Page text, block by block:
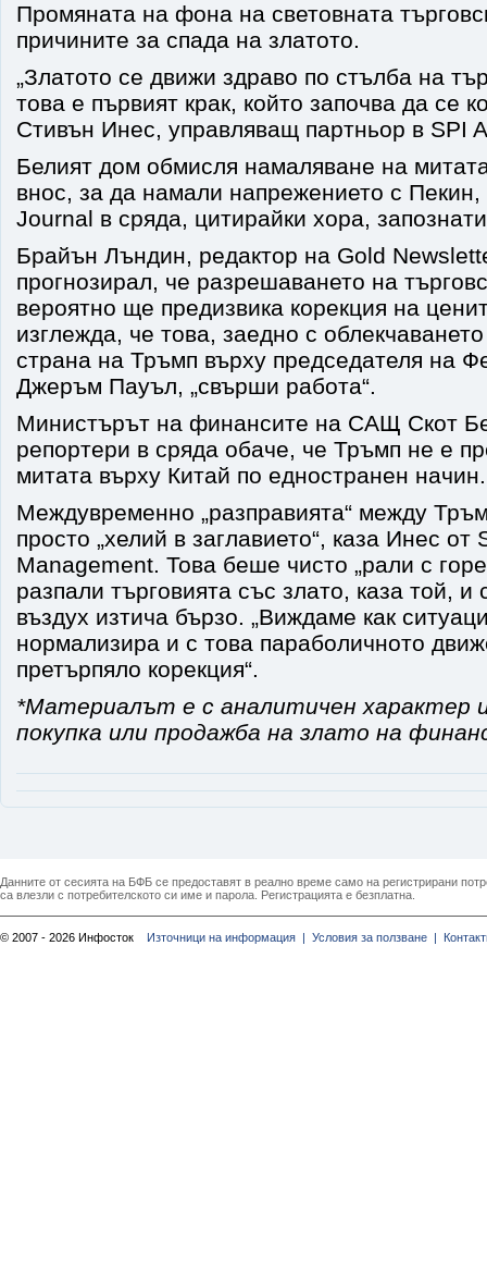
Промяната на фона на световната
причините за спада на златото.
„Златото се движи здраво по стълба на
това е първият крак, който започва да се
Стивън Инес, управляващ партньор в SPI
Белият дом обмисля намаляване на
внос, за да намали напрежението с
Journal в сряда, цитирайки хора,
Брайън Лъндин, редактор на Gold
прогнозирал, че разрешаването на
вероятно ще предизвика корекция на
изглежда, че това, заедно с
страна на Тръмп върху председателя на
Джеръм Пауъл, „свърши работа“.
Министърът на финансите на САЩ Скот
репортери в сряда обаче, че Тръмп не е
митата върху Китай по едностранен начин.
Междувременно „разправията“ между
просто „хелий в заглавието“, каза Инес от
Management. Това беше чисто „рали с
разпали търговията със злато, каза той, и
въздух изтича бързо. „Виждаме как
нормализира и с това параболичното
претърпяло корекция“.
*Материалът е с аналитичен характер
покупка или продажба на злато на
Данните от сесията на БФБ се предоставят в реално време само на регистрирани
са влезли с потребителското си име и парола. Регистрацията е безплатна.
© 2007 - 2026 Инфосток Източници на информация | Условия за ползване |